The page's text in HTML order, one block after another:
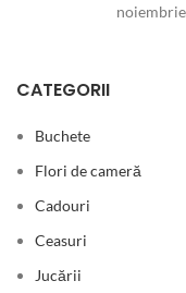
CATEGORII
Buchete
Flori de cameră
Cadouri
Ceasuri
Jucării